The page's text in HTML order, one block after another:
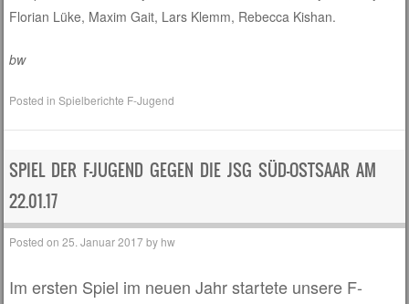
Florian Lüke, Maxim Gait, Lars Klemm, Rebecca Kishan.
bw
Posted inSpielberichte F-Jugend
SPIEL DER F-JUGEND GEGEN DIE JSG SÜD-OSTSAAR AM
22.01.17
Posted on25. Januar 2017by hw
Im ersten Spiel im neuen Jahr startete unsere F-